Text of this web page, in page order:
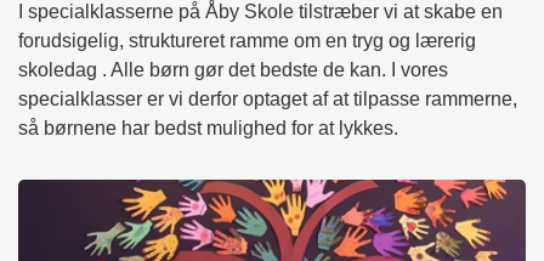
I specialklasserne på Åby Skole tilstræber vi at skabe en
forudsigelig, struktureret ramme om en tryg og lærerig
skoledag . Alle børn gør det bedste de kan. I vores
specialklasser er vi derfor optaget af at tilpasse rammerne,
så børnene har bedst mulighed for at lykkes.